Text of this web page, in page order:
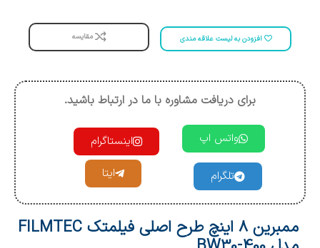
افزودن به لیست علاقه مندی مقایسه
برای دریافت مشاوره با ما در ارتباط باشید.
واتس اپ اینستاگرام
تلگرام ایتا
ممبرین ۸ اینچ طرح اصلی فیلمتک FILMTEC